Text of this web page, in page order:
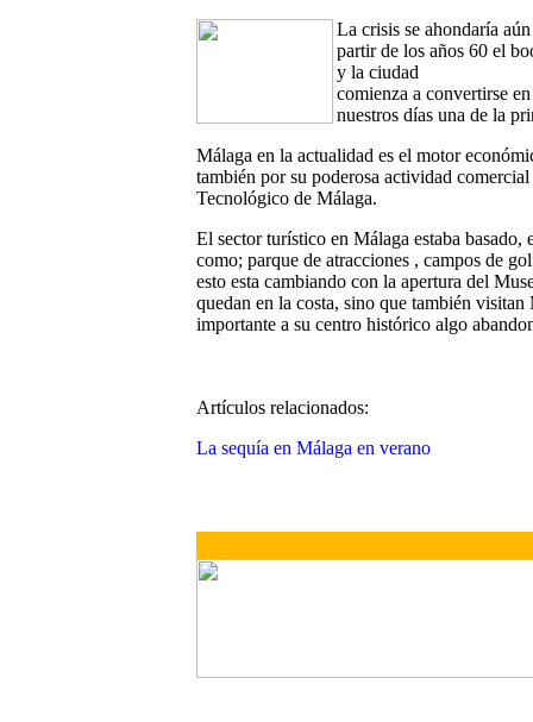
La crisis se ahondaría
partir de los años 60 el
y la ciudad
comienza a convertirse
nuestros días una de la
Málaga en la actualidad es el motor
también por su poderosa actividad
Tecnológico de Málaga.
El sector turístico en Málaga estaba
como; parque de atracciones , campos de
esto esta cambiando con la apertura del
quedan en la costa, sino que también
importante a su centro histórico algo
Artículos relacionados:
La sequía en Málaga en verano